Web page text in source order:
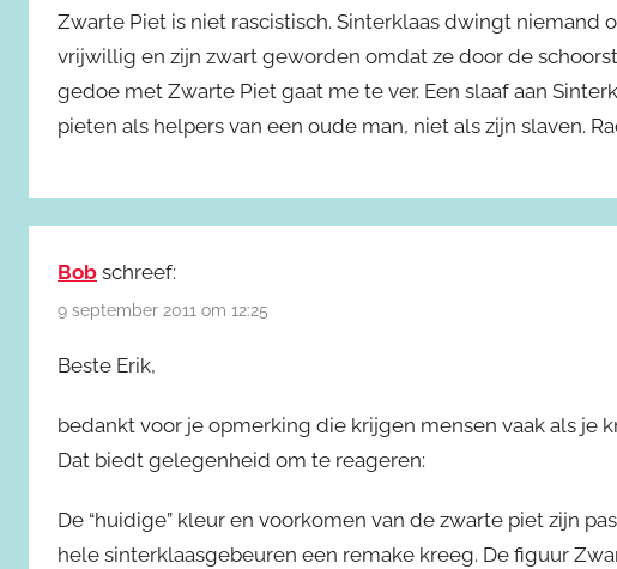
Zwarte Piet is niet rascistisch. Sinterklaas dwingt niemand
vrijwillig en zijn zwart geworden omdat ze door de
gedoe met Zwarte Piet gaat me te ver. Een slaaf aan
pieten als helpers van een oude man, niet als zijn slaven.
Bob schreef:
9 september 2011 om 12:25
Beste Erik,
bedankt voor je opmerking die krijgen mensen vaak als je
Dat biedt gelegenheid om te reageren:
De “huidige” kleur en voorkomen van de zwarte piet zijn
hele sinterklaasgebeuren een remake kreeg. De figuur